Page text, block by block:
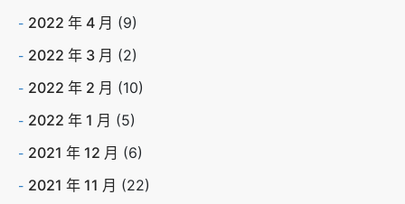
2022 年 4 月 (9)
2022 年 3 月 (2)
2022 年 2 月 (10)
2022 年 1 月 (5)
2021 年 12 月 (6)
2021 年 11 月 (22)